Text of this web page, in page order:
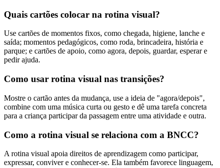
Quais cartões colocar na rotina visual?
Use cartões de momentos fixos, como chegada, higiene, lanche e
saída; momentos pedagógicos, como roda, brincadeira, história e
parque; e cartões de apoio, como agora, depois, guardar, esperar e
pedir ajuda.
Como usar rotina visual nas transições?
Mostre o cartão antes da mudança, use a ideia de "agora/depois",
combine com uma música curta ou gesto e dê uma tarefa concreta
para a criança participar da passagem entre uma atividade e outra.
Como a rotina visual se relaciona com a BNCC?
A rotina visual apoia direitos de aprendizagem como participar,
expressar, conviver e conhecer-se. Ela também favorece linguagem,